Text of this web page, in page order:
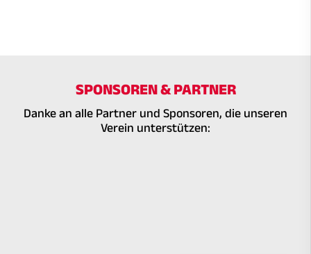
SPONSOREN & PARTNER
Danke an alle Partner und Sponsoren, die unseren
Verein unterstützen: